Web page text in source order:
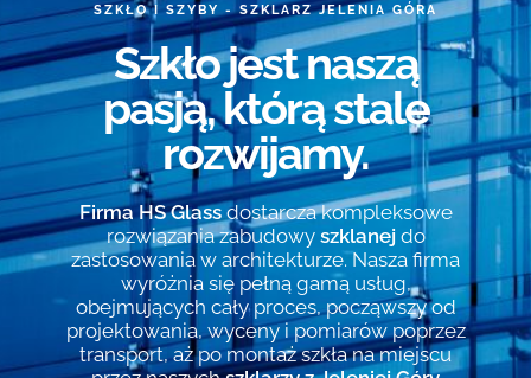
SZKŁO I SZYBY - SZKLARZ JELENIA GÓRA
Szkło jest naszą
pasją, którą stale
rozwijamy.
Firma HS Glassdostarcza kompleksowe
rozwiązania zabudowy szklanejdo
zastosowania w architekturze. Nasza firma
wyróżnia się pełną gamą usług,
obejmujących cały proces, począwszy od
projektowania, wyceny i pomiarów poprzez
transport, aż po montaż szkła na miejscu